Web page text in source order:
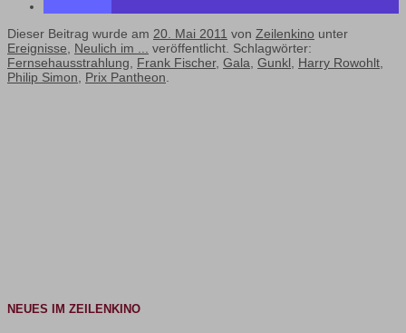
Dieser Beitrag wurde am 20. Mai 2011 von Zeilenkino unter
Ereignisse, Neulich im ... veröffentlicht. Schlagwörter:
Fernsehausstrahlung, Frank Fischer, Gala, Gunkl, Harry Rowohlt,
Philip Simon, Prix Pantheon.
NEUES IM ZEILENKINO